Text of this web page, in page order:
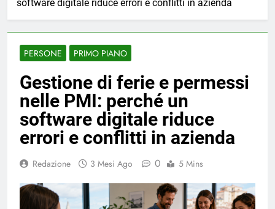
software digitale riduce errori e conflitti in azienda
PERSONE PRIMO PIANO
Gestione di ferie e permessi
nelle PMI: perché un
software digitale riduce
errori e conflitti in azienda
Redazione 3 Mesi Ago 0 5 Mins